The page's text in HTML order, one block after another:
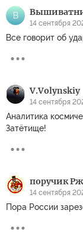
В
14 сентября
Все говорит об
V.Volynskiy
14 сентября
Аналитика
Затётище!
поручик
14 сентября
Пора России